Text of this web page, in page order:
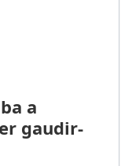
a
gaudir-